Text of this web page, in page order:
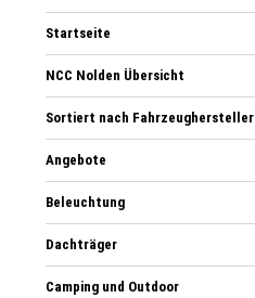
Startseite
NCC Nolden Übersicht
Sortiert nach Fahrzeughersteller
Angebote
Beleuchtung
Dachträger
Camping und Outdoor